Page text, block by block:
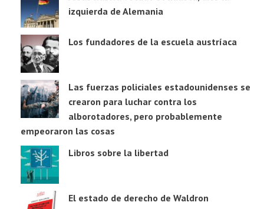
izquierda de Alemania
Los fundadores de la escuela austríaca
Las fuerzas policiales estadounidenses se
crearon para luchar contra los
alborotadores, pero probablemente
empeoraron las cosas
Libros sobre la libertad
El estado de derecho de Waldron